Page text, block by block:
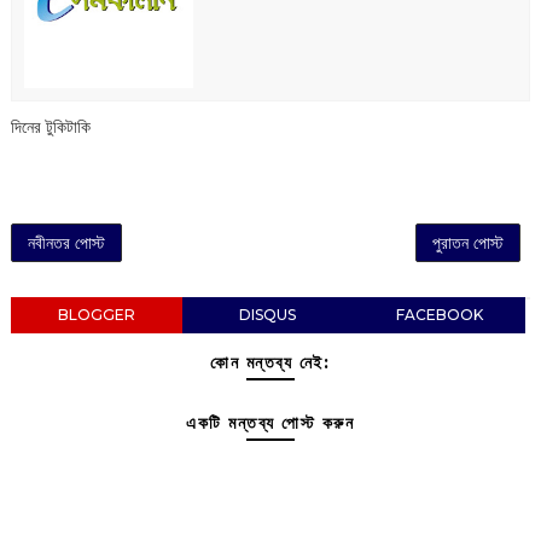
দিনের টুকিটাকি
নবীনতর পোস্ট পুরাতন পোস্ট
BLOGGER DISQUS FACEBOOK
কোন মন্তব্য নেই:
একটি মন্তব্য পোস্ট করুন